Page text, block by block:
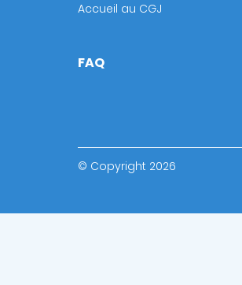
Accueil au CGJ
FAQ
© Copyright 2026